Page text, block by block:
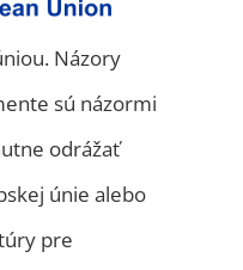
Názory
sú názormi
odrážať
únie alebo
pre